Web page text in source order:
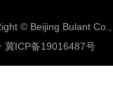
© Beijing Bulant
冀ICP备19016487号